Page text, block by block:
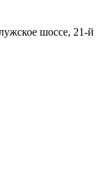
шоссе, 21-й